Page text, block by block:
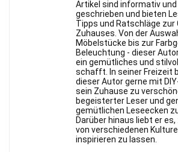
Artikel sind informativ
geschrieben und bieten
Tipps und Ratschläge zur
Zuhauses. Von der
Möbelstücke bis zur
Beleuchtung - dieser
ein gemütliches und
schafft. In seiner Freizeit
dieser Autor gerne mit
sein Zuhause zu
begeisterter Leser und
gemütlichen Leseecken
Darüber hinaus liebt er
von verschiedenen
inspirieren zu lassen.